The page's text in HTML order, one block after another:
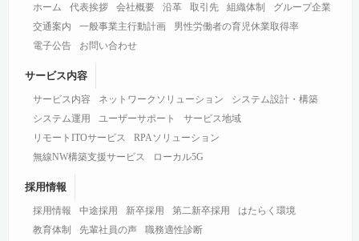
ホーム 代表挨拶 会社概要 沿革 取引先 組織体制
グループ企業
交通案内
一般事業主行動計画
男性労働者の育児休業取得率
電子公告
お問い合わせ
サービス内容
サービス内容 ネットワークソリューション
システム設計・構築
システム運用
ユーザーサポート
サービス地域
リモートITOサービス
RPAソリューション
無線NW構築支援サービス
ローカル5G
採用情報
採用情報 中途採用 新卒採用 第二新卒採用
はたらく環境
教育体制
先輩社員の声 職務適性診断